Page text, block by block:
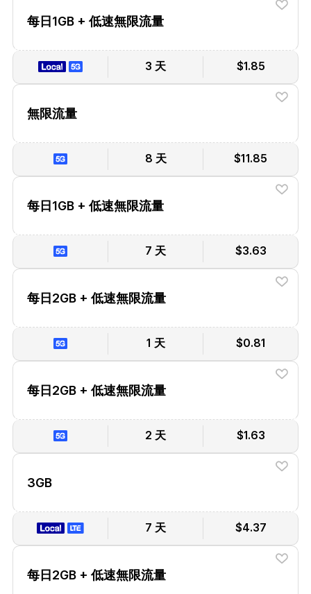
每日1GB + 低速無限流量
3 天 $1.85
無限流量
8 天 $11.85
每日1GB + 低速無限流量
7 天 $3.63
每日2GB + 低速無限流量
1 天 $0.81
每日2GB + 低速無限流量
2 天 $1.63
3GB
7 天 $4.37
每日2GB + 低速無限流量